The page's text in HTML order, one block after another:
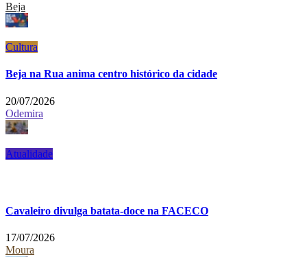
Beja
Cultura
Beja na Rua anima centro histórico da cidade
20/07/2026
Odemira
Atualidade
Cavaleiro divulga batata-doce na FACECO
17/07/2026
Moura